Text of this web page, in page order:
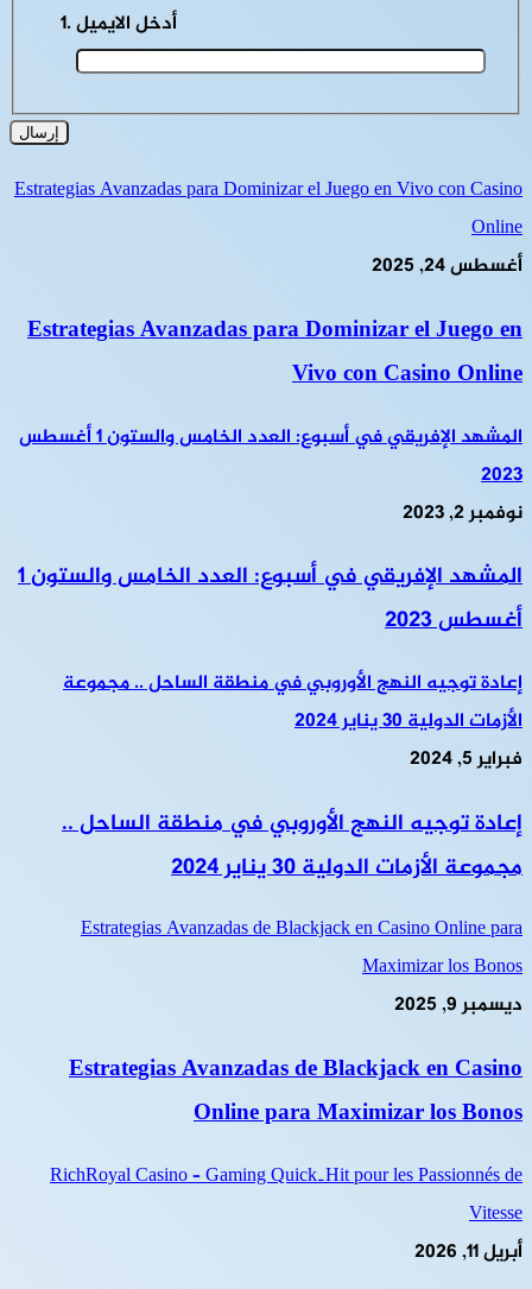
Estrategias Avanzadas para Dominizar el Juego en Vivo con Casino
Online
أغسطس 24, 2025
Estrategias Avanzadas para Dominizar el Juego en
Vivo con Casino Online
المشهد الإفريقي في أسبوع: العدد الخامس والستون 1 أغسطس
2023
نوفمبر 2, 2023
المشهد الإفريقي في أسبوع: العدد الخامس والستون 1
أغسطس 2023
إعادة توجيه النهج الأوروبي في منطقة الساحل .. مجموعة
الأزمات الدولية 30 يناير 2024
فبراير 5, 2024
إعادة توجيه النهج الأوروبي في منطقة الساحل ..
مجموعة الأزمات الدولية 30 يناير 2024
Estrategias Avanzadas de Blackjack en Casino Online para
Maximizar los Bonos
ديسمبر 9, 2025
Estrategias Avanzadas de Blackjack en Casino
Online para Maximizar los Bonos
RichRoyal Casino – Gaming Quick‑Hit pour les Passionnés de
Vitesse
أبريل 11, 2026